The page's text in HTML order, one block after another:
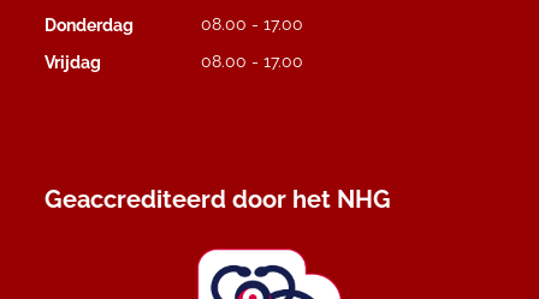
Donderdag 08.00 - 17.00
Vrijdag 08.00 - 17.00
Geaccrediteerd door het NHG